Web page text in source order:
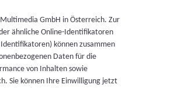
GmbH in Österreich. Zur
ähnliche Online-Identifikatoren
können zusammen
Daten für die
von Inhalten sowie
Sie können Ihre Einwilligung jetzt